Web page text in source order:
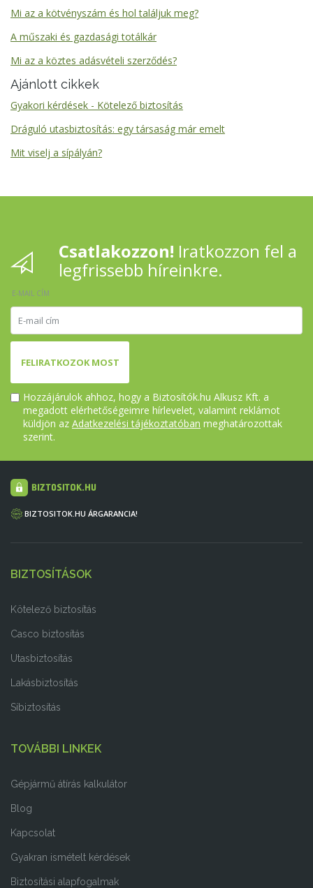
Mi az a kötvényszám és hol találjuk meg?
A műszaki és gazdasági totálkár
Mi az a köztes adásvételi szerződés?
Ajánlott cikkek
Gyakori kérdések - Kötelező biztosítás
Dráguló utasbiztosítás: egy társaság már emelt
Mit viselj a sípályán?
Csatlakozzon! Iratkozzon fel a
legfrissebb híreinkre.
E-MAIL CÍM
FELIRATKOZOK MOST
Hozzájárulok ahhoz, hogy a Biztosítók.hu Alkusz Kft. a
megadott elérhetőségeimre hírlevelet, valamint reklámot
küldjön az Adatkezelési tájékoztatóban meghatározottak
szerint.
BIZTOSITOK.HU ÁRGARANCIA!
BIZTOSÍTÁSOK
Kötelező biztosítás
Casco biztosítás
Utasbiztosítás
Lakásbiztosítás
Síbiztosítás
TOVÁBBI LINKEK
Gépjármű átírás kalkulátor
Blog
Kapcsolat
Gyakran ismételt kérdések
Biztosítási alapfogalmak